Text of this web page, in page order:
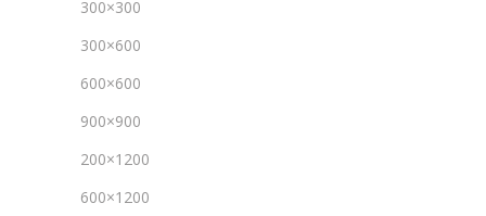
300×300
300×600
600×600
900×900
200×1200
600×1200